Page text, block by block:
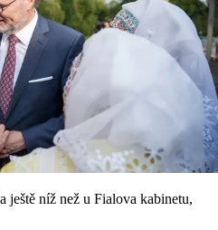
ještě níž než u Fialova kabinetu,